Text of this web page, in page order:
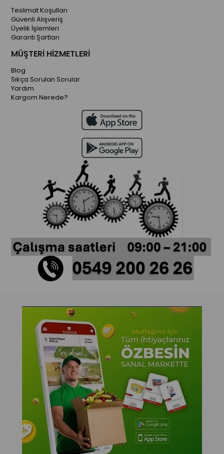
Teslimat Koşulları
Güvenli Alışveriş
Üyelik İşlemleri
Garanti Şartları
MÜŞTERİ HİZMETLERİ
Blog
Sıkça Sorulan Sorular
Yardım
Kargom Nerede?